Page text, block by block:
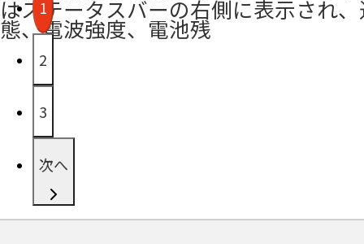
はステータスバーの右側に表示され
態、電波強度、電池残
1
2
3
次へ